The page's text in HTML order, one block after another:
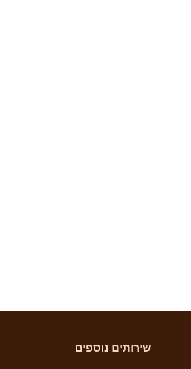
שירותים נוספים